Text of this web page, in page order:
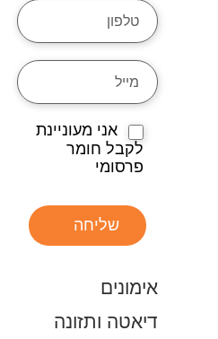
אני מעוניינת
לקבל חומר
פרסומי
שליחה
אימונים
דיאטה ותזונה